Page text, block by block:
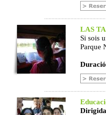
LAS
Si sois
Parque